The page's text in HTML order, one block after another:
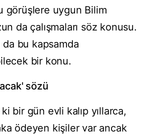
görüşlere uygun Bilim
da çalışmaları söz konusu.
bu kapsamda
bir konu.
sözü
bir gün evli kalıp yıllarca,
ödeyen kişiler var ancak